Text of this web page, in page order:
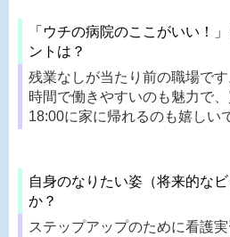
「ウチの病院のここがいい！
ントは？
残業なしが当たり前の職場で
時間で働きやすいのも魅力で
18:00に家に帰れるのも嬉しい
自身のなりたい姿（将来的な
か？
ステップアップのために看護